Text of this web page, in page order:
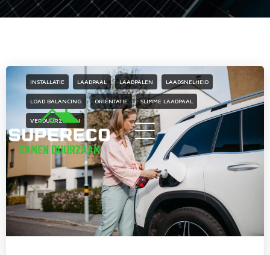
INSTALLATIE LAADPAAL LAADPALEN LAADSNELHEID
LOAD BALANCING ORIËNTATIE SLIMME LAADPAAL
VERDUURZAMEN